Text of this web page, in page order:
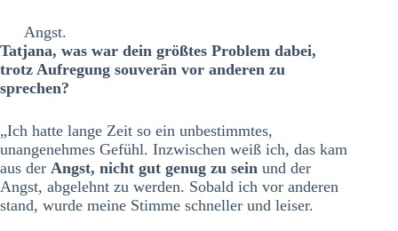
Angst.
Tatjana, was war dein größtes Problem dabei,
trotz Aufregung souverän vor anderen zu
sprechen?
„Ich hatte lange Zeit so ein unbestimmtes,
unangenehmes Gefühl. Inzwischen weiß ich, das kam
aus der Angst, nicht gut genug zu sein und der
Angst, abgelehnt zu werden. Sobald ich vor anderen
stand, wurde meine Stimme schneller und leiser.